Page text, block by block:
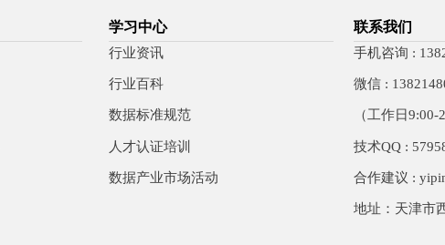
学习中心
行业资讯
行业百科
数据标准规范
人才认证培训
数据产业市场活动
联系我们
手机咨询 :
微信 :
（工作日9:00-
技术QQ :
合作建议 :
地址：天津市